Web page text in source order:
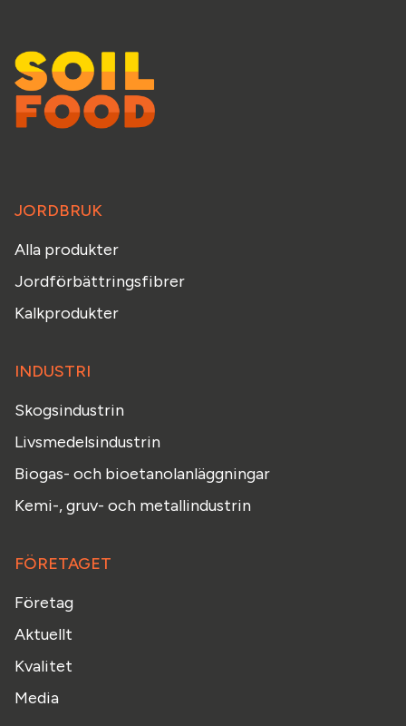
JORDBRUK
Alla produkter
Jordförbättringsfibrer
Kalkprodukter
INDUSTRI
Skogsindustrin
Livsmedelsindustrin
Biogas- och bioetanolanläggningar
Kemi-, gruv- och metallindustrin
FÖRETAGET
Företag
Aktuellt
Kvalitet
Media